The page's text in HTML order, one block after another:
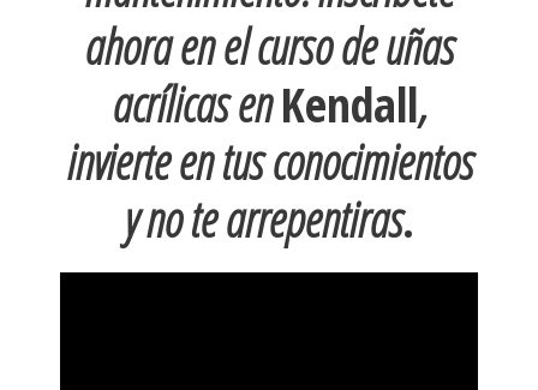
ahora en el curso de uñas
acrílicas enKendall,
invierte en tus conocimientos
y no te arrepentiras.